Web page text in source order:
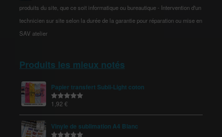
produits du site, que ce soit informatique ou bureautique - Intervention d'un
technicien sur site selon la durée de la garantie pour réparation ou mise en
SAV atelier
Produits les mieux notés
Papier transfert Subli-Light coton
Note5.00
1,92 €
Vinyle de sublimation A4 Blanc